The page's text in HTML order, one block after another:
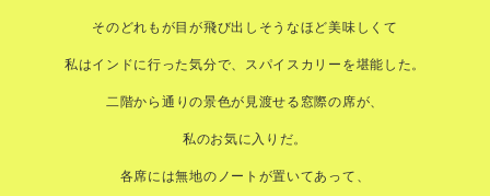
そのどれもが目が飛び出しそうなほど美味しくて
私はインドに行った気分で、スパイスカリーを堪能した。
二階から通りの景色が見渡せる窓際の席が、
私のお気に入りだ。
各席には無地のノートが置いてあって、